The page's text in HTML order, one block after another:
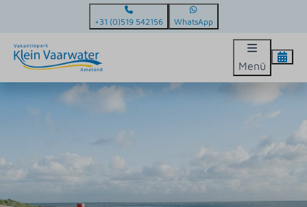
+31 (0)519 542156 WhatsApp
Menü